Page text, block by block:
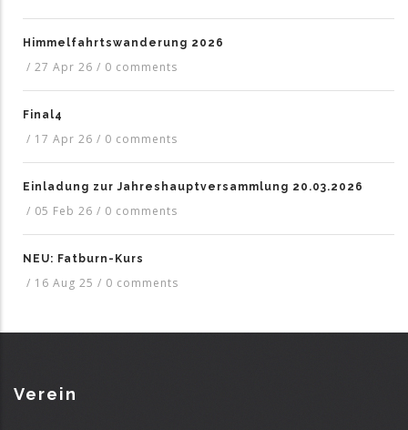
Himmelfahrtswanderung 2026
/ 27 Apr 26 / 0 comments
Final4
/ 17 Apr 26 / 0 comments
Einladung zur Jahreshauptversammlung 20.03.2026
/ 05 Feb 26 / 0 comments
NEU: Fatburn-Kurs
/ 16 Aug 25 / 0 comments
Verein